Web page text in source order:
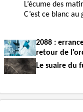
L’écume des
C’est ce blanc
2088 :
retour de
Le suaire du